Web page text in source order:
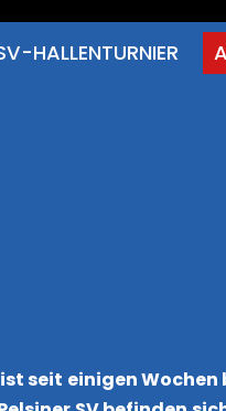
HALLENTURNIER
seit einigen Wochen